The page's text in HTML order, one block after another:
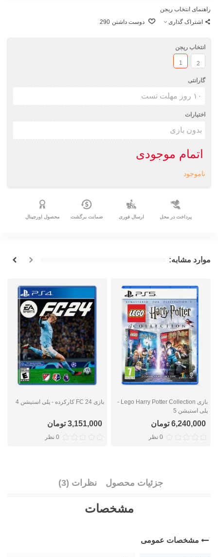
راهنمای انتخاب ریجن
اشتراک گذاری
دوست داشتن 290
انتخاب ریجن
2
1
گارانتی
اختیارات
اتمام موجودی
ناموجود
پرداخت در محل ارسال فوری ضمانت برگشت محصول اورجینال
موارد مشابه:
بازی Lego Harry Potter Collection -
پلی استیشن 5
6,240,000 تومان
0 نظر
بازی FC 24 کارکرده - پلی استیشن 4
3,151,000 تومان
0 نظر
جزئیات محصول نظرات (3)
مشخصات
مشخصات عمومی